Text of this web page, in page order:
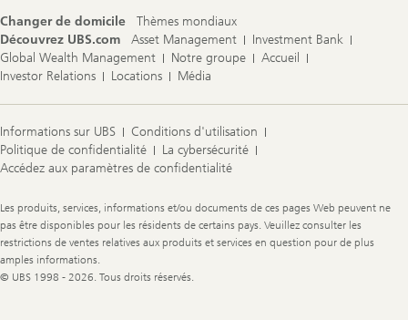
l
a
i
s
Changer de domicile
Thèmes mondiaux
Découvrez UBS.com
Asset Management
Investment Bank
Global Wealth Management
Notre groupe
Accueil
Investor Relations
Locations Média
Informations sur UBS
Conditions d'utilisation
Politique de confidentialité
La cybersécurité
Accédez aux paramètres de confidentialité
Legal
Information
Les produits, services, informations et/ou documents de ces pages Web peuvent ne
pas être disponibles pour les résidents de certains pays. Veuillez consulter les
restrictions de ventes relatives aux produits et services en question pour de plus
amples informations.
© UBS 1998 - 2026. Tous droits réservés.